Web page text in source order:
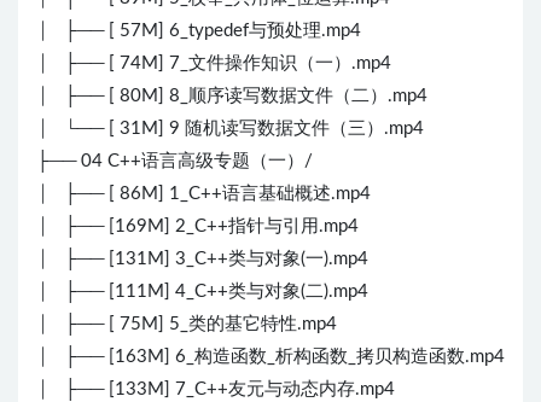
│ ├── [ 57M] 6_typedef与预处理.mp4
│ ├── [ 74M] 7_文件操作知识（一）.mp4
│ ├── [ 80M] 8_顺序读写数据文件（二）.mp4
│ └── [ 31M] 9 随机读写数据文件（三）.mp4
├── 04 C++语言高级专题（一）/
│ ├── [ 86M] 1_C++语言基础概述.mp4
│ ├── [169M] 2_C++指针与引用.mp4
│ ├── [131M] 3_C++类与对象(一).mp4
│ ├── [111M] 4_C++类与对象(二).mp4
│ ├── [ 75M] 5_类的基它特性.mp4
│ ├── [163M] 6_构造函数_析构函数_拷贝构造函数.mp4
│ ├── [133M] 7_C++友元与动态内存.mp4